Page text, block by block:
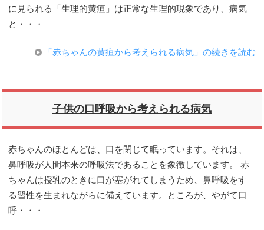
に見られる「生理的黄疸」は正常な生理的現象であり、病気
と・・・
「赤ちゃんの黄疸から考えられる病気」の続きを読む
子供の口呼吸から考えられる病気
赤ちゃんのほとんどは、口を閉じて眠っています。それは、
鼻呼吸が人間本来の呼吸法であることを象徴しています。 赤
ちゃんは授乳のときに口が塞がれてしまうため、鼻呼吸をす
る習性を生まれながらに備えています。ところが、やがて口
呼・・・